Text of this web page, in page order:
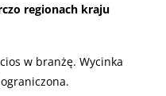
regionach kraju
w branżę. Wycinka